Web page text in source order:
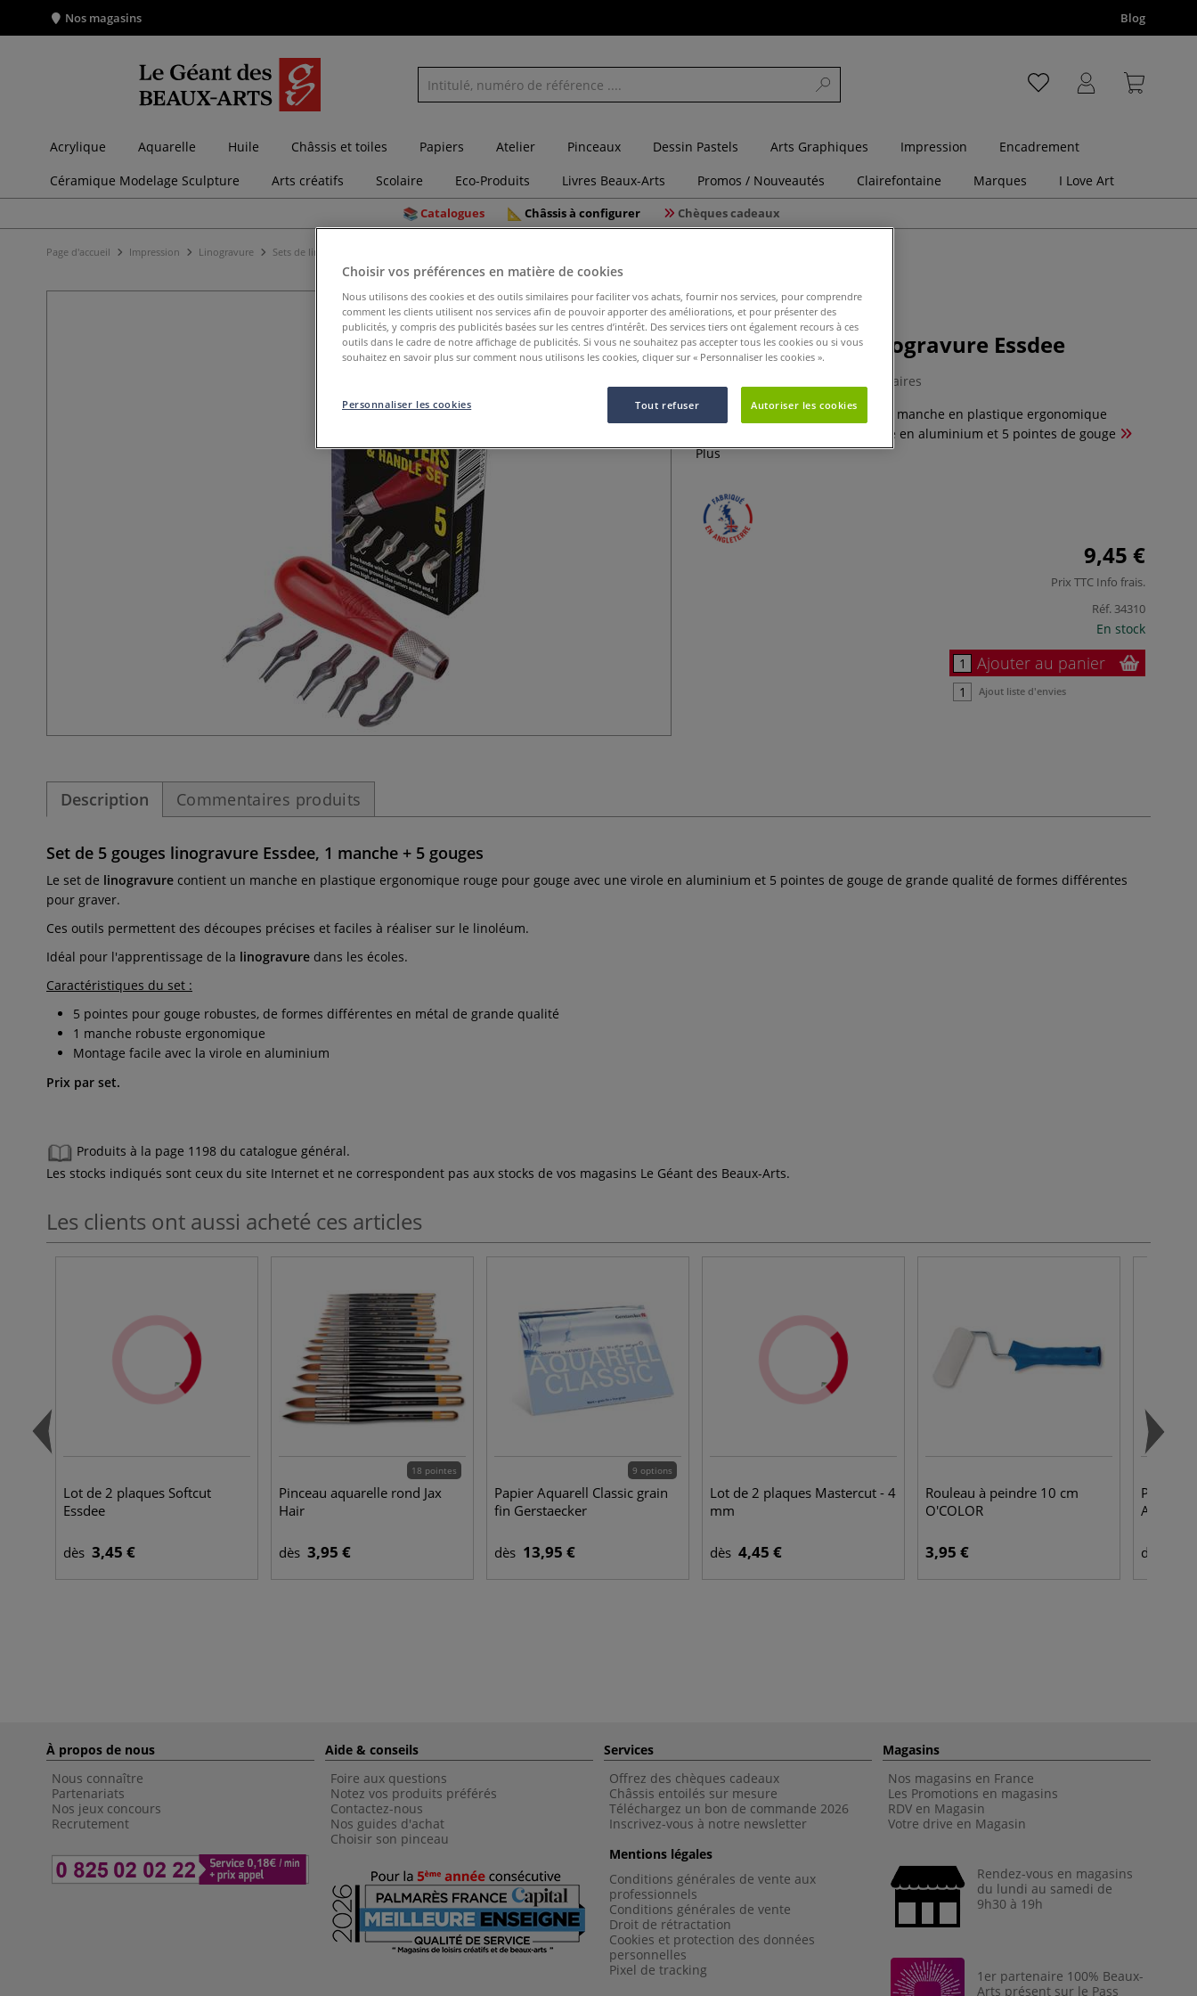
Nos magasins Blog
Acrylique Aquarelle Huile Châssis et toiles Papiers Atelier Pinceaux Dessin Pastels Arts Graphiques Impression
Encadrement
Céramique Modelage Sculpture
Arts créatifs Scolaire Eco-Produits Livres Beaux-Arts Promos / Nouveautés Clairefontaine Marques I Love Art
Catalogues Châssis à configurer Chèques cadeaux
Page d'accueil Impression Linogravure Sets de linogravure
Set de 5 gouges linogravure Essdee
0 Commentaires
Le set de linogravure contient un manche en plastique ergonomique
rouge pour gouge avec une virole en aluminium et 5 pointes de gouge
Plus
9,45 €
Prix TTC Info frais.
Réf. 34310
En stock
Ajouter au panier
Ajout liste d'envies
Description Commentaires produits
Set de 5 gouges linogravure Essdee, 1 manche + 5 gouges
Le set de linogravure contient un manche en plastique ergonomique rouge pour gouge avec une virole en aluminium et 5 pointes de gouge de grande qualité de formes différentes
pour graver.
Ces outils permettent des découpes précises et faciles à réaliser sur le linoléum.
Idéal pour l'apprentissage de la linogravure dans les écoles.
Caractéristiques du set :
5 pointes pour gouge robustes, de formes différentes en métal de grande qualité
1 manche robuste ergonomique
Montage facile avec la virole en aluminium
Prix par set.
Produits à la page 1198 du catalogue général.
Les stocks indiqués sont ceux du site Internet et ne correspondent pas aux stocks de vos magasins Le Géant des Beaux-Arts.
Les clients ont aussi acheté ces articles
Lot de 2 plaques Softcut
Essdee
dès 3,45 €
18 pointes
Pinceau aquarelle rond Jax
Hair
dès 3,95 €
9 options
Papier Aquarell Classic grain
fin Gerstaecker
dès 13,95 €
Lot de 2 plaques Mastercut - 4
mm
dès 4,45 €
Rouleau à peindre 10 cm
O'COLOR
3,95 €
Plaque
Artist's
dès
À propos de nous
Nous connaître
Partenariats
Nos jeux concours
Recrutement
Aide & conseils
Foire aux questions
Notez vos produits préférés
Contactez-nous
Nos guides d'achat
Choisir son pinceau
Services
Offrez des chèques cadeaux
Châssis entoilés sur mesure
Téléchargez un bon de commande 2026
Inscrivez-vous à notre newsletter
Mentions légales
Conditions générales de vente aux
professionnels
Conditions générales de vente
Droit de rétractation
Cookies et protection des données
personnelles
Pixel de tracking
Magasins
Nos magasins en France
Les Promotions en magasins
RDV en Magasin
Votre drive en Magasin
Rendez-vous en magasins
du lundi au samedi de
9h30 à 19h
1er partenaire 100% Beaux-
Arts présent sur le Pass
Choisir vos préférences en matière de cookies
Nous utilisons des cookies et des outils similaires pour faciliter vos achats, fournir nos services, pour comprendre
comment les clients utilisent nos services afin de pouvoir apporter des améliorations, et pour présenter des
publicités, y compris des publicités basées sur les centres d’intérêt. Des services tiers ont également recours à ces
outils dans le cadre de notre affichage de publicités. Si vous ne souhaitez pas accepter tous les cookies ou si vous
souhaitez en savoir plus sur comment nous utilisons les cookies, cliquer sur « Personnaliser les cookies ».
Tout refuser Autoriser les cookies
Personnaliser les cookies